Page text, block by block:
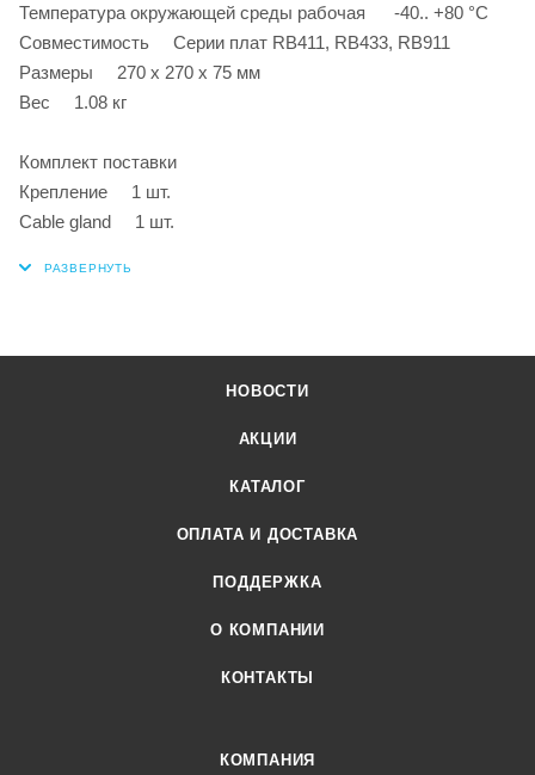
Температура окружающей среды рабочая -40.. +80 °С
Совместимость Серии плат RB411, RB433, RB911
Размеры 270 x 270 x 75 мм
Вес 1.08 кг
Комплект поставки
Крепление 1 шт.
Cable gland 1 шт.
НОВОСТИ
АКЦИИ
КАТАЛОГ
ОПЛАТА И ДОСТАВКА
ПОДДЕРЖКА
О КОМПАНИИ
КОНТАКТЫ
КОМПАНИЯ